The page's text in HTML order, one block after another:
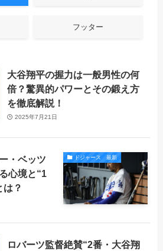
フッター
大谷翔平の握力は一般男性の何
倍？驚異的パワーとその鍛え方
を徹底解説！
2025年7月21日
ドジャース 最新
・ベッツ
心境と“1
は？
ロバーツ監督絶賛“2番・大谷翔